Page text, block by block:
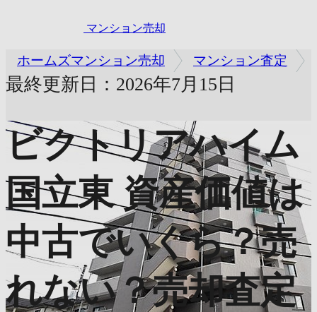
マンション売却
ホームズマンション売却 マンション査定
最終更新日：2026年7月15日
ビクトリアハイム
国立東 資産価値は
中古でいくら？売
れない？売却査定